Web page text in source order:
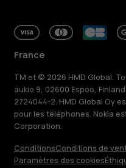
France
TM et © 2026 HMD Global.
aukio 9, 02600 Espoo,
2724044-2. HMD Global Oy
pour les téléphones. Nokia
Corporation.
ConditionsConditions de
Paramètres des cookies